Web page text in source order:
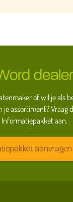
dealer
of wil je als
je assortiment? Vraag
Informatiepakket aan.
aanvragen